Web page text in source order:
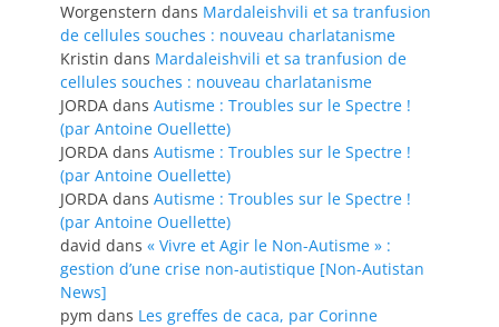
Worgenstern dans Mardaleishvili et sa tranfusion
de cellules souches : nouveau charlatanisme
Kristin dans Mardaleishvili et sa tranfusion de
cellules souches : nouveau charlatanisme
JORDA dans Autisme : Troubles sur le Spectre !
(par Antoine Ouellette)
JORDA dans Autisme : Troubles sur le Spectre !
(par Antoine Ouellette)
JORDA dans Autisme : Troubles sur le Spectre !
(par Antoine Ouellette)
david dans « Vivre et Agir le Non-Autisme » :
gestion d’une crise non-autistique [Non-Autistan
News]
pym dans Les greffes de caca, par Corinne